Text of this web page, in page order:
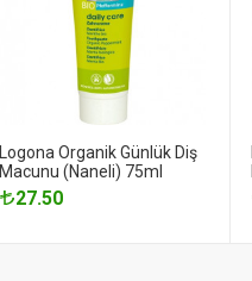
Logona Organik Günlük Diş
Macunu (Naneli) 75ml
27.50